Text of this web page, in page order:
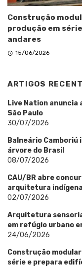
Construção
produção em
andares
15/06/2026
ARTIGOS
Live Nation anuncia
São Paulo
30/07/2026
Balneário
árvore do Brasil
08/07/2026
CAU/BR abre
arquitetura indígena
02/07/2026
Arquitetura
em refúgio urbano
24/06/2026
Construção
série e prepara